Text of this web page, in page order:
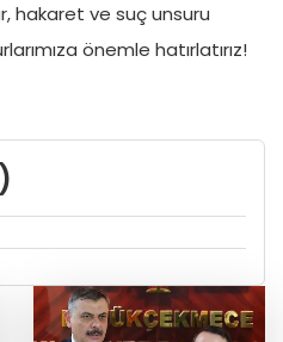
hakaret ve suç unsuru
önemle hatırlatırız!
)